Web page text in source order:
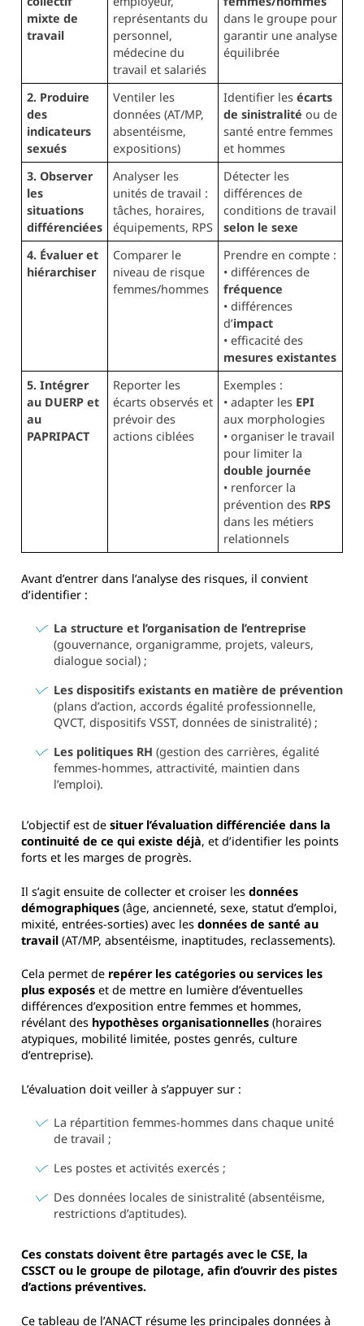
mixte de
travail
représentants du
personnel,
médecine du
travail et salariés
dans le groupe pour
garantir une analyse
équilibrée
2. Produire
des
indicateurs
sexués
Ventiler les
données (AT/MP,
absentéisme,
expositions)
Identifier les écarts
de sinistralité ou de
santé entre femmes
et hommes
3. Observer
les
situations
différenciées
Analyser les
unités de travail :
tâches, horaires,
équipements, RPS
Détecter les
différences de
conditions de travail
selon le sexe
4. Évaluer et
hiérarchiser
Comparer le
niveau de risque
femmes/hommes
Prendre en compte :
• différences de
fréquence
• différences
d’impact
• efficacité des
mesures existantes
5. Intégrer
au DUERP et
au
PAPRIPACT
Reporter les
écarts observés et
prévoir des
actions ciblées
Exemples :
• adapter les EPI
aux morphologies
• organiser le travail
pour limiter la
double journée
• renforcer la
prévention des RPS
dans les métiers
relationnels
Avant d’entrer dans l’analyse des risques, il convient
d’identifier :
La structure et l’organisation de l’entreprise
(gouvernance, organigramme, projets, valeurs,
dialogue social) ;
Les dispositifs existants en matière de prévention
(plans d’action, accords égalité professionnelle,
QVCT, dispositifs VSST, données de sinistralité) ;
Les politiques RH (gestion des carrières, égalité
femmes-hommes, attractivité, maintien dans
l’emploi).
L’objectif est de situer l’évaluation différenciée dans la
continuité de ce qui existe déjà, et d’identifier les points
forts et les marges de progrès.
Il s’agit ensuite de collecter et croiser les données
démographiques(âge, ancienneté, sexe, statut d’emploi,
mixité, entrées-sorties) avec les données de santé au
travail(AT/MP, absentéisme, inaptitudes, reclassements).
Cela permet de repérer les catégories ou services les
plus exposéset de mettre en lumière d’éventuelles
différences d’exposition entre femmes et hommes,
révélant des hypothèses organisationnelles(horaires
atypiques, mobilité limitée, postes genrés, culture
d’entreprise).
L’évaluation doit veiller à s’appuyer sur :
La répartition femmes-hommes dans chaque unité
de travail ;
Les postes et activités exercés ;
Des données locales de sinistralité (absentéisme,
restrictions d’aptitudes).
Ces constats doivent être partagés avec le CSE, la
CSSCT ou le groupe de pilotage, afin d’ouvrir des pistes
d’actions préventives.
Ce tableau de l’ANACT résume les principales données à